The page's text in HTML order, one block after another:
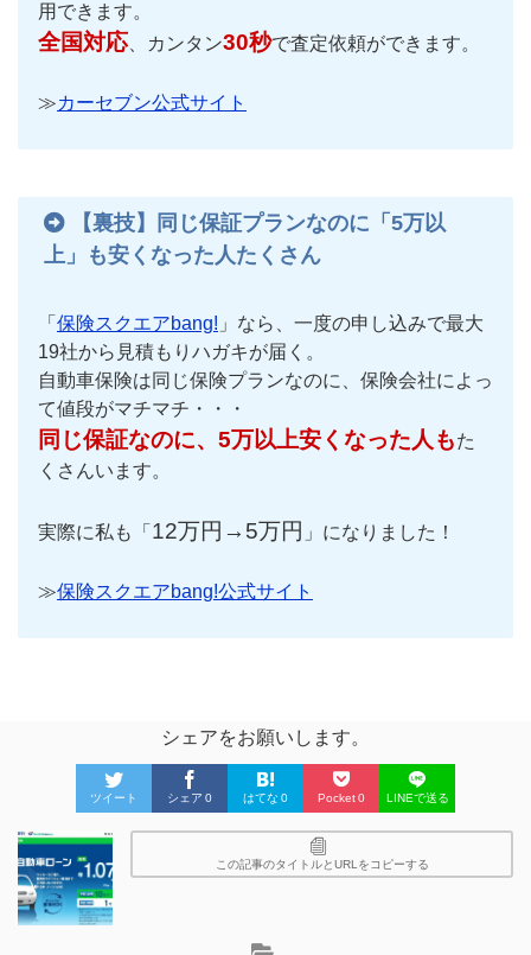
用できます。
全国対応、カンタン30秒で査定依頼ができます。
≫カーセブン公式サイト
【裏技】同じ保証プランなのに「5万以
上」も安くなった人たくさん
「 保険スクエアbang! 」なら、一度の申し込みで最大
19社から見積もりハガキが届く。
自動車保険は同じ保険プランなのに、保険会社によっ
て値段がマチマチ・・・
同じ保証なのに、5万以上安くなった人もた
くさんいます。
実際に私も「 12万円→5万円 」になりました！
≫保険スクエアbang!公式サイト
シェアをお願いします。
ツイート シェア 0 はてな 0 Pocket0 LINEで送る
この記事のタイトルとURLをコピーする